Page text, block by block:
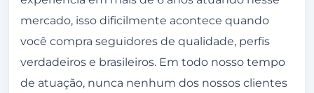
mercado, isso dificilmente acontece quando
você compra seguidores de qualidade, perfis
verdadeiros e brasileiros. Em todo nosso tempo
de atuação, nunca nenhum dos nossos clientes